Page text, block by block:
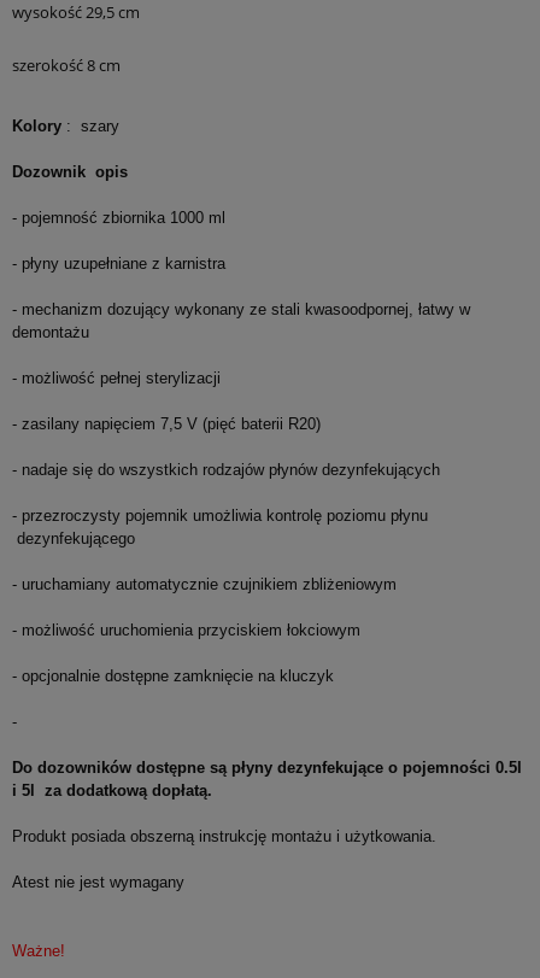
wysokość 29,5 cm
szerokość 8 cm
Kolory : szary
Dozownik opis
- pojemność zbiornika 1000 ml
- płyny uzupełniane z karnistra
- mechanizm dozujący wykonany ze stali kwasoodpornej, łatwy w
demontażu
- możliwość pełnej sterylizacji
- zasilany napięciem 7,5 V (pięć baterii R20)
- nadaje się do wszystkich rodzajów płynów dezynfekujących
- przezroczysty pojemnik umożliwia kontrolę poziomu płynu
dezynfekującego
- uruchamiany automatycznie czujnikiem zbliżeniowym
- możliwość uruchomienia przyciskiem łokciowym
- opcjonalnie dostępne zamknięcie na kluczyk
-
Do dozowników dostępne są płyny dezynfekujące o pojemności 0.5l
i 5l za dodatkową dopłatą.
Produkt posiada obszerną instrukcję montażu i użytkowania.
Atest nie jest wymagany
Ważne!
*Imię i nazwisko:
*Kod
pocztowy:
*Miejscowość: